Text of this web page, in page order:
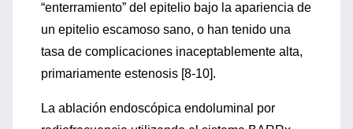
“enterramiento” del epitelio bajo la apariencia de
un epitelio escamoso sano, o han tenido una
tasa de complicaciones inaceptablemente alta,
primariamente estenosis [8-10].
La ablación endoscópica endoluminal por